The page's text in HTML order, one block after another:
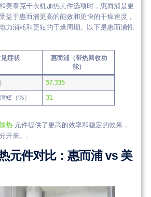
美泰克干衣机加热元件选项时，惠而浦是更
益于惠而浦更高的能效和更快的干燥速度，
力消耗和更短的干燥周期。以下是惠而浦性
症状
惠而浦（带热回收功
能）
57.335
短（%） 31
热 元件提供了更高的效率和稳定的效果，
开来。.
元件对比：惠而浦 vs 美